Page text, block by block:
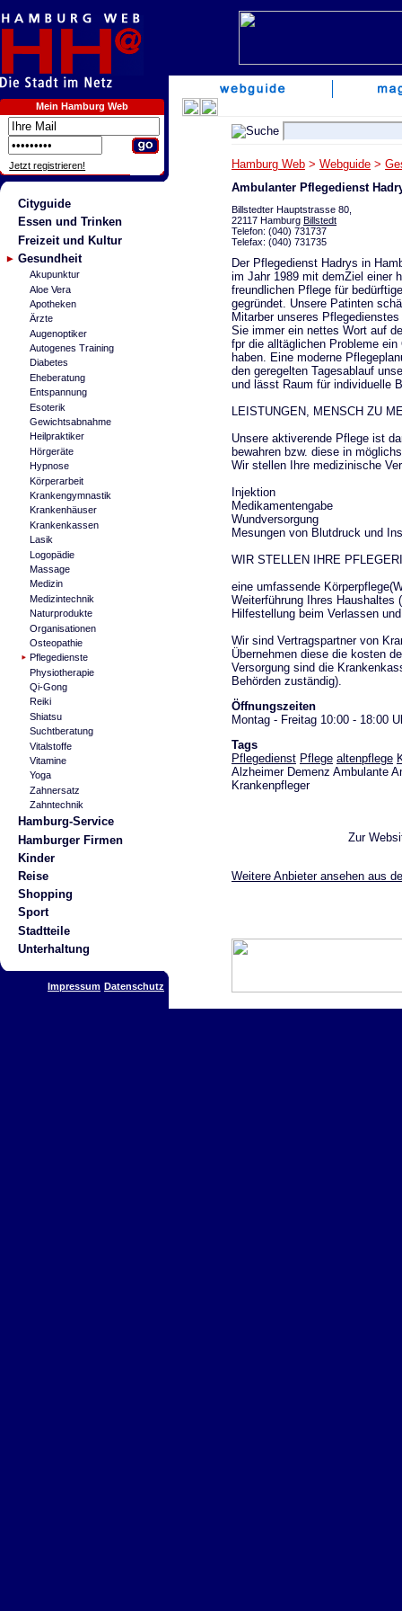
Mein Hamburg Web
Jetzt registrieren!
Cityguide
Essen und Trinken
Freizeit und Kultur
Gesundheit
Akupunktur
Aloe Vera
Apotheken
Ärzte
Augenoptiker
Autogenes Training
Diabetes
Eheberatung
Entspannung
Esoterik
Gewichtsabnahme
Heilpraktiker
Hörgeräte
Hypnose
Körperarbeit
Krankengymnastik
Krankenhäuser
Krankenkassen
Lasik
Logopädie
Massage
Medizin
Medizintechnik
Naturprodukte
Organisationen
Osteopathie
Pflegedienste
Physiotherapie
Qi-Gong
Reiki
Shiatsu
Suchtberatung
Vitalstoffe
Vitamine
Yoga
Zahnersatz
Zahntechnik
Hamburg-Service
Hamburger Firmen
Kinder
Reise
Shopping
Sport
Stadtteile
Unterhaltung
Impressum Datenschutz
Hamburg Web > Webguide >
Ambulanter Pflegedienst
Billstedter Hauptstrasse 80,
22117 Hamburg Billstedt
Telefon: (040) 731737
Telefax: (040) 731735
Der Pflegedienst Hadrys in
im Jahr 1989 mit demZiel einer
freundlichen Pflege für
gegründet. Unsere Patinten
Mitarber unseres
Sie immer ein nettes Wort auf
fpr die alltäglichen Probleme ein
haben. Eine moderne
den geregelten Tagesablauf
und lässt Raum für individuelle
LEISTUNGEN, MENSCH ZU
Unsere aktiverende Pflege ist
bewahren bzw. diese in
Wir stellen Ihre medizinische
Injektion
Medikamentengabe
Wundversorgung
Mesungen von Blutdruck und
WIR STELLEN IHRE
eine umfassende
Weiterführung Ihres Haushaltes
Hilfestellung beim Verlassen
Wir sind Vertragspartner von
Übernehmen diese die kosten
Versorgung sind die
Behörden zuständig).
Öffnungszeiten
Montag - Freitag 10:00 - 18:00
Tags
Pflegedienst Pflege altenpflege
Alzheimer Demenz Ambulante
Krankenpfleger
Zur
Weitere Anbieter ansehen aus